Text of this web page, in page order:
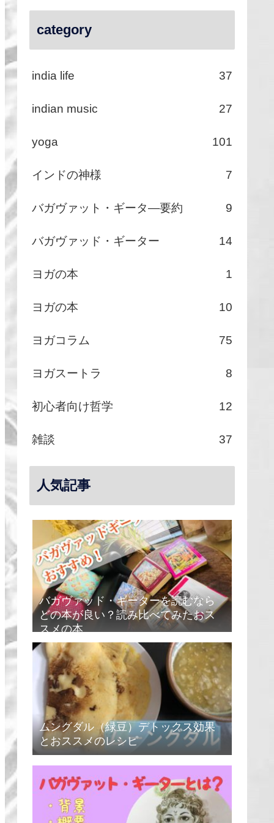
category
india life 37
indian music 27
yoga 101
インドの神様 7
バガヴァット・ギータ―要約 9
バガヴァッド・ギーター 14
ヨガの本 1
ヨガの本 10
ヨガコラム 75
ヨガスートラ 8
初心者向け哲学 12
雑談 37
人気記事
バガヴァッド・ギーターを読むなら
どの本が良い？読み比べてみたおス
スメの本
ムングダル（緑豆）デトックス効果
とおススメのレシピ